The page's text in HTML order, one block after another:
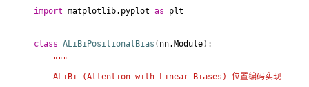
import matplotlib.pyplot as plt
class ALiBiPositionalBias ( nn. Module):
"""
    ALiBi (Attention with Linear Biases) 位置编码实现